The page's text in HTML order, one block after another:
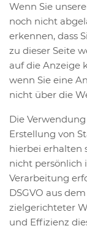
Wenn Sie
noch nicht
erkennen, dass
zu dieser Seite
auf die Anzeige
wenn Sie eine
nicht über die
Die
Erstellung von
hierbei erhalten
nicht persönlich
Verarbeitung
DSGVO aus
zielgerichteter
und Effizienz